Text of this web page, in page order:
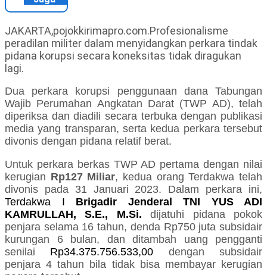
JAKARTA,pojokkirimapro.com.Profesionalisme
peradilan militer dalam menyidangkan perkara tindak
pidana korupsi secara koneksitas tidak diragukan
lagi.
Dua perkara korupsi penggunaan dana Tabungan
Wajib Perumahan Angkatan Darat (TWP AD), telah
diperiksa dan diadili secara terbuka dengan publikasi
media yang transparan, serta kedua perkara tersebut
divonis dengan pidana relatif berat.
Untuk perkara berkas TWP AD pertama dengan nilai
kerugian Rp127 Miliar, kedua orang Terdakwa telah
divonis pada 31 Januari 2023. Dalam perkara ini,
Terdakwa I Brigadir Jenderal TNI YUS ADI
KAMRULLAH, S.E., M.Si.dijatuhi pidana pokok
penjara selama 16 tahun, denda Rp750 juta subsidair
kurungan 6 bulan, dan ditambah uang pengganti
senilai Rp34.375.756.533,00 dengan subsidair
penjara 4 tahun bila tidak bisa membayar kerugian